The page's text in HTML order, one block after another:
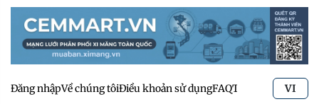
Đăng nhậpVề chúng tôiĐiều khoản sử dụngFAQTư vấn kỹ thuật
VI